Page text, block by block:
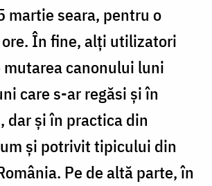
martie seara, pentru o
În fine, alți utilizatori
mutarea canonului luni
care s-ar regăsi și în
dar și în practica din
și potrivit tipicului din
Pe de altă parte, în